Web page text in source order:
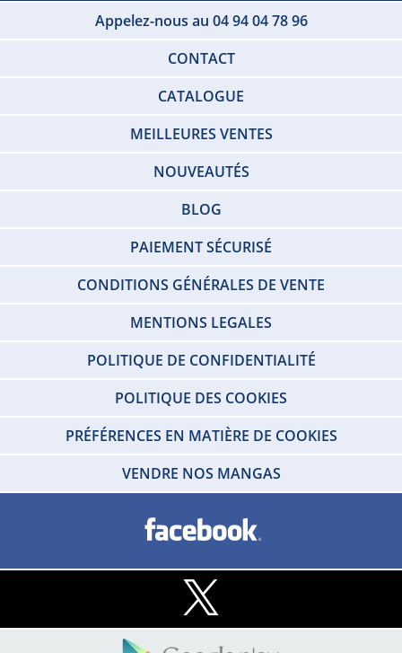
Appelez-nous au 04 94 04 78 96
CONTACT
CATALOGUE
MEILLEURES VENTES
NOUVEAUTÉS
BLOG
PAIEMENT SÉCURISÉ
CONDITIONS GÉNÉRALES DE VENTE
MENTIONS LEGALES
POLITIQUE DE CONFIDENTIALITÉ
POLITIQUE DES COOKIES
PRÉFÉRENCES EN MATIÈRE DE COOKIES
VENDRE NOS MANGAS